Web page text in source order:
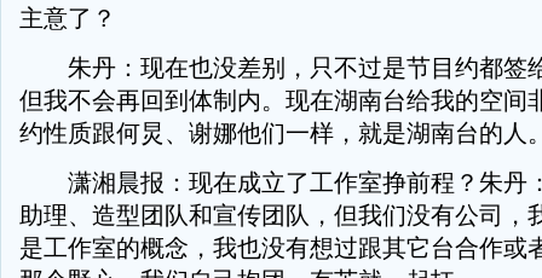
主意了？
朱丹：现在也没差别，只不过是节目约都签
但我不会再回到体制内。现在湖南台给我的空间
约性质跟何炅、谢娜他们一样，就是湖南台的人
潇湘晨报：现在成立了工作室挣前程？朱丹
助理、造型团队和宣传团队，但我们没有公司，
是工作室的概念，我也没有想过跟其它台合作或